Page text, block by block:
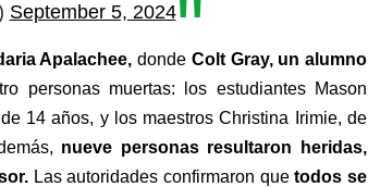
September 5, 2024
Apalachee, donde Colt Gray, un alumno
personas muertas: los estudiantes Mason
14 años, y los maestros Christina Irimie, de
Las autoridades confirmaron que todos se